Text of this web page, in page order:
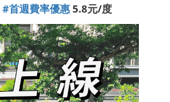
#首週費率優惠5.8元/度